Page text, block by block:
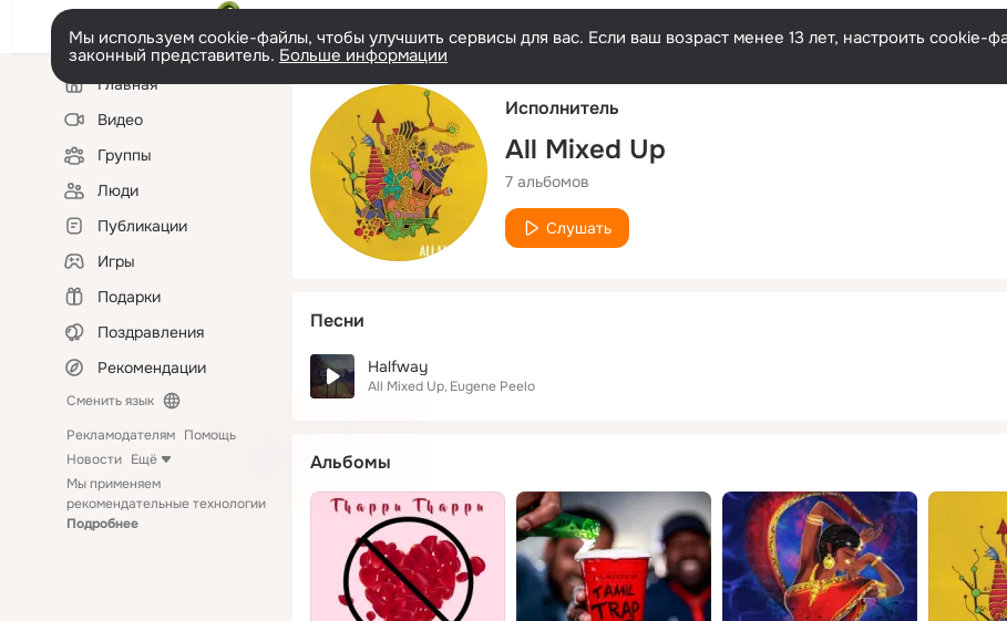
Русский
Мы используем cookie-файлы, чтобы улучшить сервисы для вас. Если ваш возраст менее 13 лет, настроить cookie-
законный представитель. Больше информации
Левая
колонкаГлавная
Видео
Группы
Люди
Публикации
Игры
Подарки
Поздравления
Рекомендации
Сменить язык
Рекламодателям Помощь
Новости Ещё
Мы применяем
рекомендательные технологии
Подробнее
Исполнитель
All Mixed Up
7 альбомов
Слушать
Песни
Halfway
All Mixed Up Eugene Peelo
Альбомы